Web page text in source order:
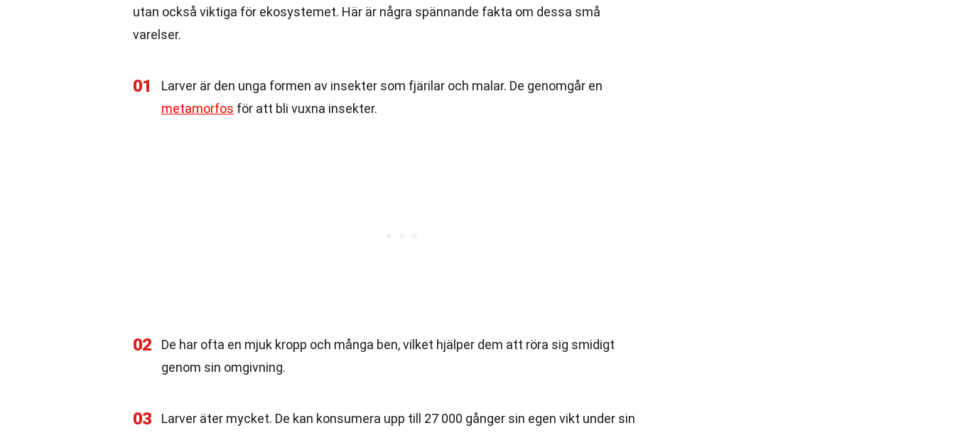
utan också viktiga för ekosystemet. Här är några spännande fakta om dessa små
varelser.
01
Larver är den unga formen av insekter som fjärilar och malar. De genomgår en
metamorfos för att bli vuxna insekter.
02
De har ofta en mjuk kropp och många ben, vilket hjälper dem att röra sig smidigt
genom sin omgivning.
03
Larver äter mycket. De kan konsumera upp till 27 000 gånger sin egen vikt under sin